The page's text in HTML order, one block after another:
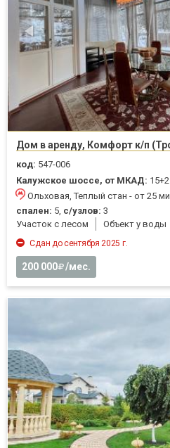
Дом в аренду, Комфорт к/п
код: 547-006
Калужское шоссе, от МКАД:
Ольховая, Теплый стан - от 25
спален: 5, с/узлов: 3
Участок с лесом
Объект у воды
Сдан до сентября 2025 г.
200 000 /мес.